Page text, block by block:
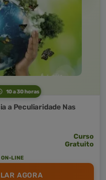
10 a 30 horas
a Peculiaridade Nas
Curso
Gratuito
ON-LINE
AGORA